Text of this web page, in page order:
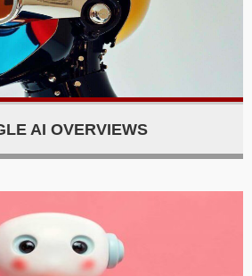
AI OVERVIEWS